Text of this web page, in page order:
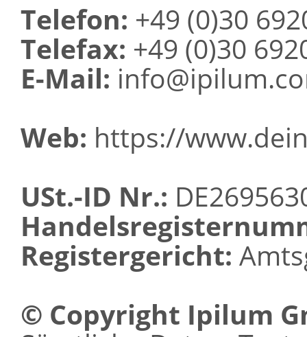
Telefon: +49 (0)30
Telefax: +49 (0)30
E-Mail:
Web: https://
USt.-ID Nr.:
Registergericht:
© Copyright Ipilum